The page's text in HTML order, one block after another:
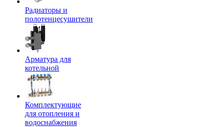
Радиаторы и
полотенцесушители
Арматура для
котельной
Комплектующие
для отопления и
водоснабжения